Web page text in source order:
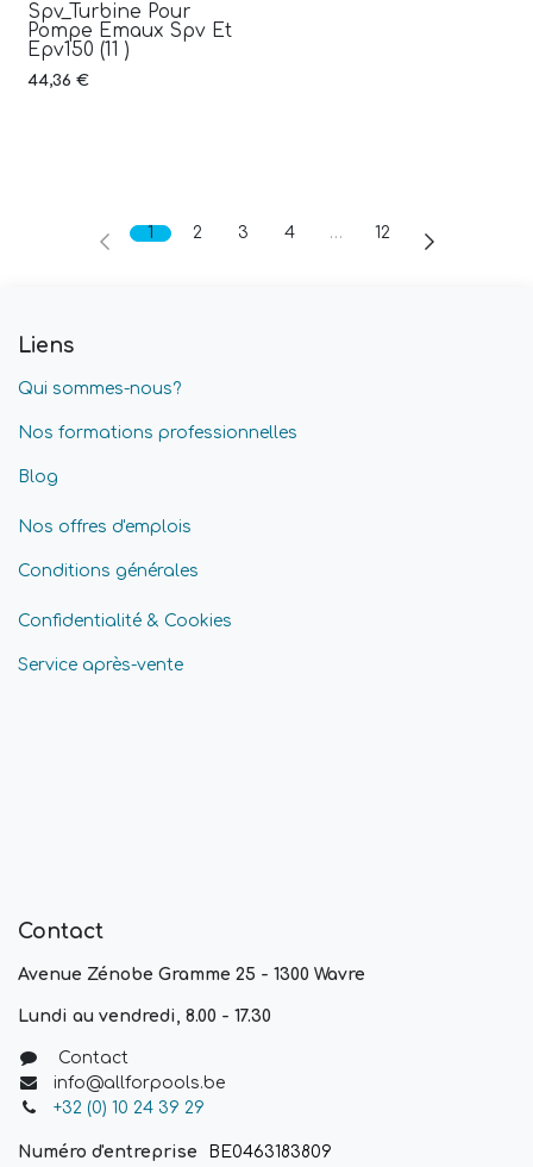
Spv_Turbine Pour
Pompe Emaux Spv Et
Epv150 (11 )
44,36 €
1 2 3 4 … 12
Liens
Qui sommes-nous?
Nos formations professionnelles
Blog
Nos offres d'emplois
Conditions générales
Confidentialité & Cookies
Service après-vente
Contact
Avenue Zénobe Gramme 25 - 1300 Wavre
Lundi au vendredi, 8.00 - 17.30
Contact
info@allforpools.be
+32 (0) 10 24 39 29
Numéro d'entreprise BE0463183809